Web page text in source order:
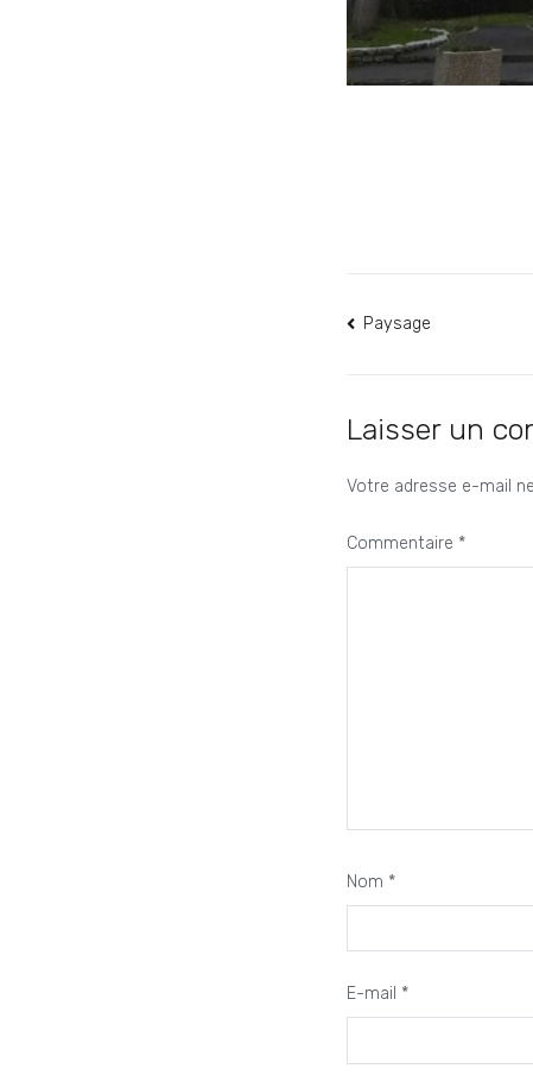
Navigation
l’article
Paysage
Laisser un
Votre adresse e-mail
Commentaire *
Nom *
E-mail *